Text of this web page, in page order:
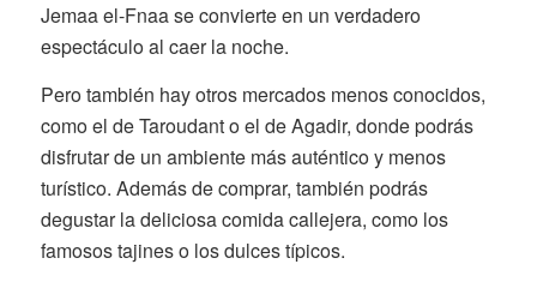
Jemaa el-Fnaa se convierte en un verdadero
espectáculo al caer la noche.
Pero también hay otros mercados menos conocidos,
como el de Taroudant o el de Agadir, donde podrás
disfrutar de un ambiente más auténtico y menos
turístico. Además de comprar, también podrás
degustar la deliciosa comida callejera, como los
famosos tajines o los dulces típicos.